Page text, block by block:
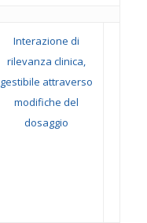
Interazione di
rilevanza clinica,
gestibile attraverso
modifiche del
dosaggio